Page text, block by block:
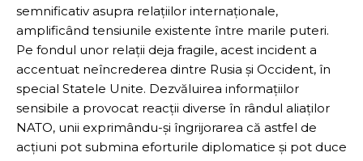
semnificativ asupra relațiilor internaționale,
amplificând tensiunile existente între marile puteri.
Pe fondul unor relații deja fragile, acest incident a
accentuat neîncrederea dintre Rusia și Occident, în
special Statele Unite. Dezvăluirea informațiilor
sensibile a provocat reacții diverse în rândul aliaților
NATO, unii exprimându-și îngrijorarea că astfel de
acțiuni pot submina eforturile diplomatice și pot duce